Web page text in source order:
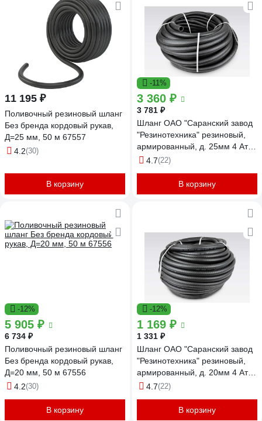
11 195 ₽
Поливочный резиновый шланг
Без бренда кордовый рукав,
Д=25 мм, 50 м 67557
4.2(30)
В корзину
-11%
3 360 ₽
3 781 ₽
Шланг ОАО "Саранский завод
"Резинотехника" резиновый,
армированный, д. 25мм 4 Атм
СзРТ (рукав) поливочный 20м
4.7(22)
В корзину
-12%
5 905 ₽
6 734 ₽
Поливочный резиновый шланг
Без бренда кордовый рукав,
Д=20 мм, 50 м 67556
4.2(30)
В корзину
-12%
1 169 ₽
1 331 ₽
Шланг ОАО "Саранский завод
"Резинотехника" резиновый,
армированный, д. 20мм 4 Атм
СзРТ (рукав) поливочный 10м
4.7(22)
В корзину